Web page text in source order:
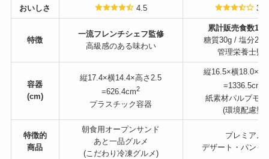
おいしさ 4.5
特徴
一流フレンチシェフ監修
高級感のある味わい
累計販売食数1.5
糖質30g / 塩分
管理栄養士監
容器
(cm)
縦17.4×横14.4×高さ2.5
=626.4cm2
プラスチック容器
縦16.5×横18.0×高
=1336.5cm
紙素材パルプモ
(環境配慮型)
特徴的
商品
朝食用オープンサンド
あと一品グルメ
(こだわり冷凍グルメ)
プレミアム
デザート・パンも